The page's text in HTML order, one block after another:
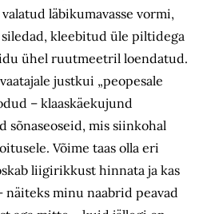
läbikumavasse vormi,
kleebitud üle piltidega
ühel ruutmeetril loendatud.
justkui „peopesale
– klaaskäekujund
sõnaseoseid, mis siinkohal
Võime taas olla eri
liigirikkust hinnata ja kas
näiteks minu naabrid peavad